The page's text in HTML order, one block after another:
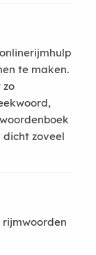
te maken.
zo
dicht zoveel
rijmwoorden